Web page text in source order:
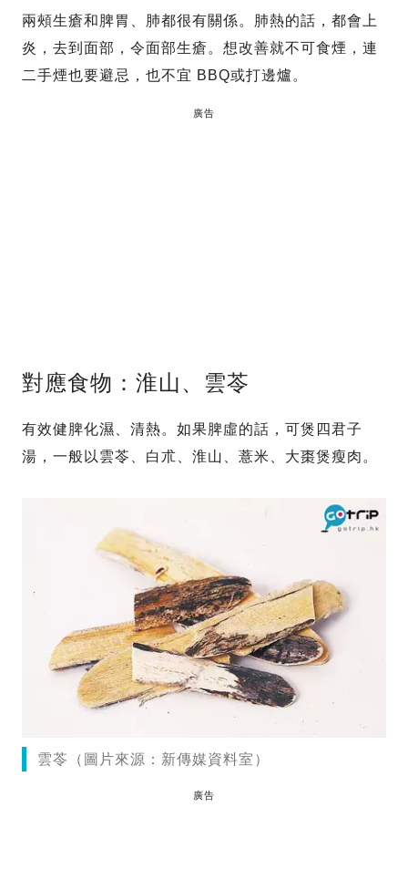
兩頰生瘡和脾胃、肺都很有關係。肺熱的話，都會上
炎，去到面部，令面部生瘡。想改善就不可食煙，連
二手煙也要避忌，也不宜 BBQ或打邊爐。
廣告
對應食物：淮山、雲苓
有效健脾化濕、清熱。如果脾虛的話，可煲四君子
湯，一般以雲苓、白朮、淮山、薏米、大棗煲瘦肉。
雲苓（圖片來源：新傳媒資料室）
廣告